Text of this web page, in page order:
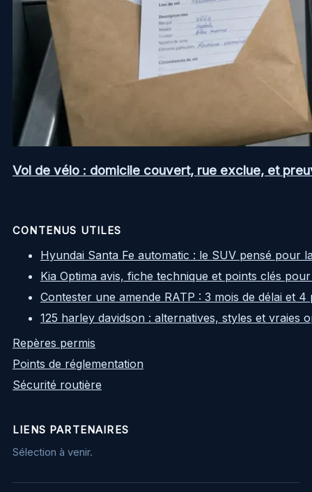
Vol de vélo : domicile couvert, rue exclue, et
CONTENUS UTILES
Hyundai Santa Fe automatic : le SUV pensé pour
Kia Optima avis, fiche technique et points clés
Contester une amende RATP : 3 mois de délai et
125 harley davidson : alternatives, styles et vraies
Repères permis
Points de réglementation
Sécurité routière
LIENS PARTENAIRES
Sélection à venir.